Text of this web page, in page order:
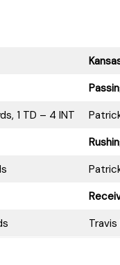
1 TD – 4 INT